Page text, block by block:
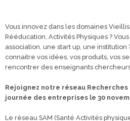
Vous innovez dans les domaines
Rééducation, Activités Physiques ?
association, une start up, une institution
connaitre vos idées, vos produits, vos
rencontrer des enseignants
Rejoignez notre réseau
journée des entreprises le 30
Le réseau SAM (Santé Activités